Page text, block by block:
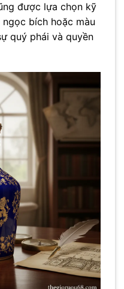
được lựa chọn kỹ
bích hoặc màu
quý phái và quyền